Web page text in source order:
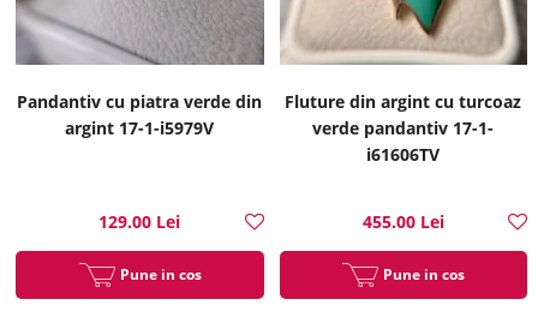
Pandantiv cu piatra verde din
argint 17-1-i5979V
129.00 Lei
Pune in cos
Fluture din argint cu turcoaz
verde pandantiv 17-1-
i61606TV
455.00 Lei
Pune in cos